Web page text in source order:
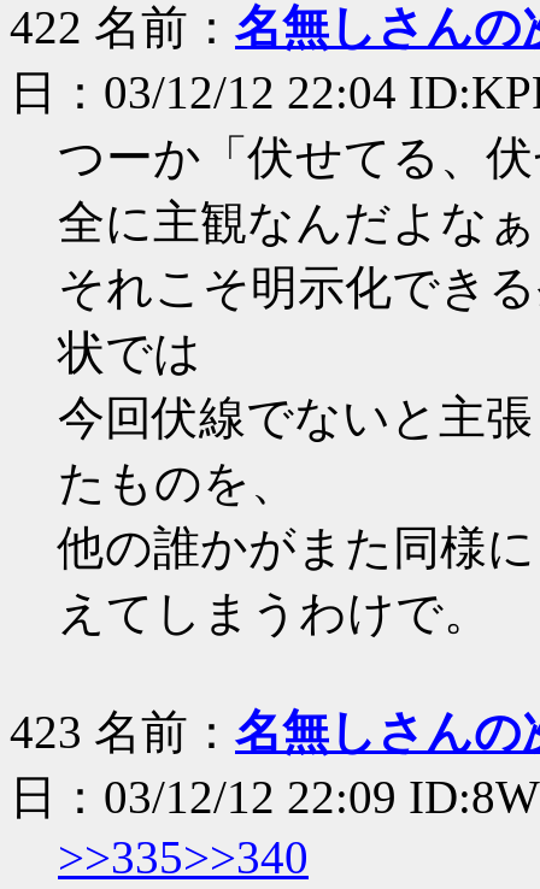
422 名前： 名無しさんの
日：03/12/12 22:04
つーか「伏せてる、
全に主観なんだよな
それこそ明示化でき
状では
今回伏線でないと主
たものを、
他の誰かがまた同様
えてしまうわけで。
423 名前： 名無しさんの
日：03/12/12 22:09
>>335>>340